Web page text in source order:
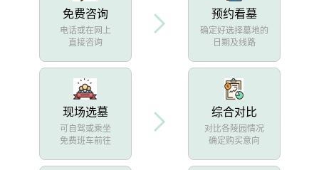
免费咨询
电话或在网上
直接咨询
预约看墓
确定好选择墓地的
日期及线路
现场选墓
可自驾或乘坐
免费班车前往
综合对比
对比各陵园情况
确定购买意向